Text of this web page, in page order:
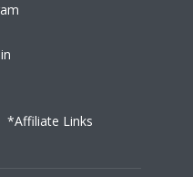
*Affiliate Links